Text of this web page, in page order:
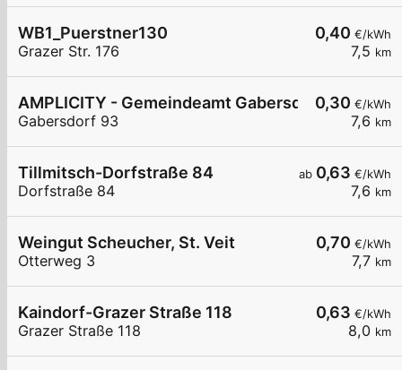
0,40 €/kWh
7,5 km
WB1_Puerstner130
Grazer Str. 176
0,30 €/kWh
7,6 km
AMPLICITY - Gemeindeamt Gabersdorf
Gabersdorf 93
ab 0,63 €/kWh
7,6 km
Tillmitsch-Dorfstraße 84
Dorfstraße 84
0,70 €/kWh
7,7 km
Weingut Scheucher, St. Veit
Otterweg 3
0,63 €/kWh
8,0 km
Kaindorf-Grazer Straße 118
Grazer Straße 118